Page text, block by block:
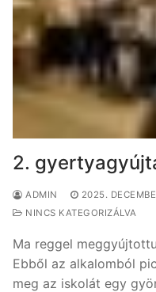
2.
ADMIN
2025.
NINCS KATEGORIZÁLVA
Ma reggel
Ebből az alkalomból
meg az iskolát egy